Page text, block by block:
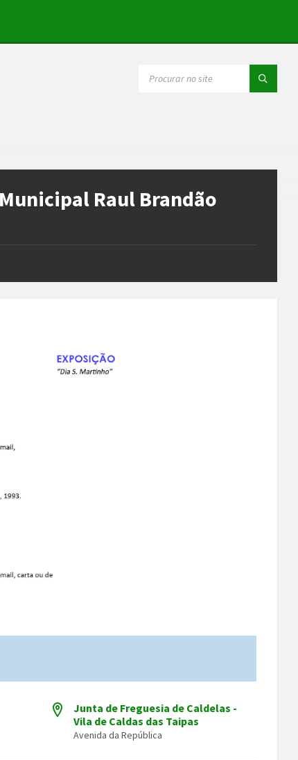
Raul Brandão
Junta de Freguesia de Caldelas -
Vila de Caldas das Taipas
Avenida da República